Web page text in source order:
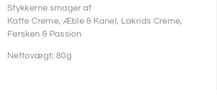
Stykkerne smager af
Kaffe Creme, Æble & Kanel, Lakrids Creme,
Fersken & Passion
Nettovægt: 80g